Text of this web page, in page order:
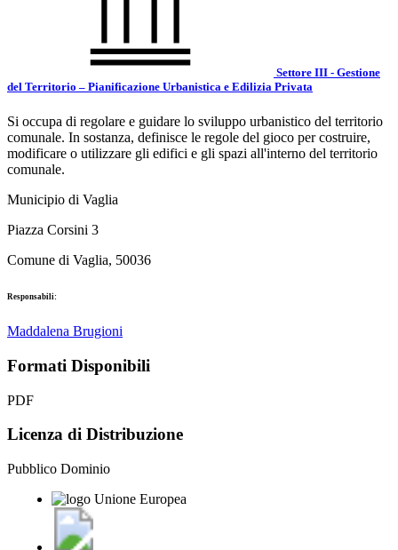
Settore III - Gestione
del Territorio – Pianificazione Urbanistica e Edilizia Privata
Si occupa di regolare e guidare lo sviluppo urbanistico del territorio
comunale. In sostanza, definisce le regole del gioco per costruire,
modificare o utilizzare gli edifici e gli spazi all'interno del territorio
comunale.
Municipio di Vaglia
Piazza Corsini 3
Comune di Vaglia, 50036
Responsabili:
Maddalena Brugioni
Formati Disponibili
PDF
Licenza di Distribuzione
Pubblico Dominio